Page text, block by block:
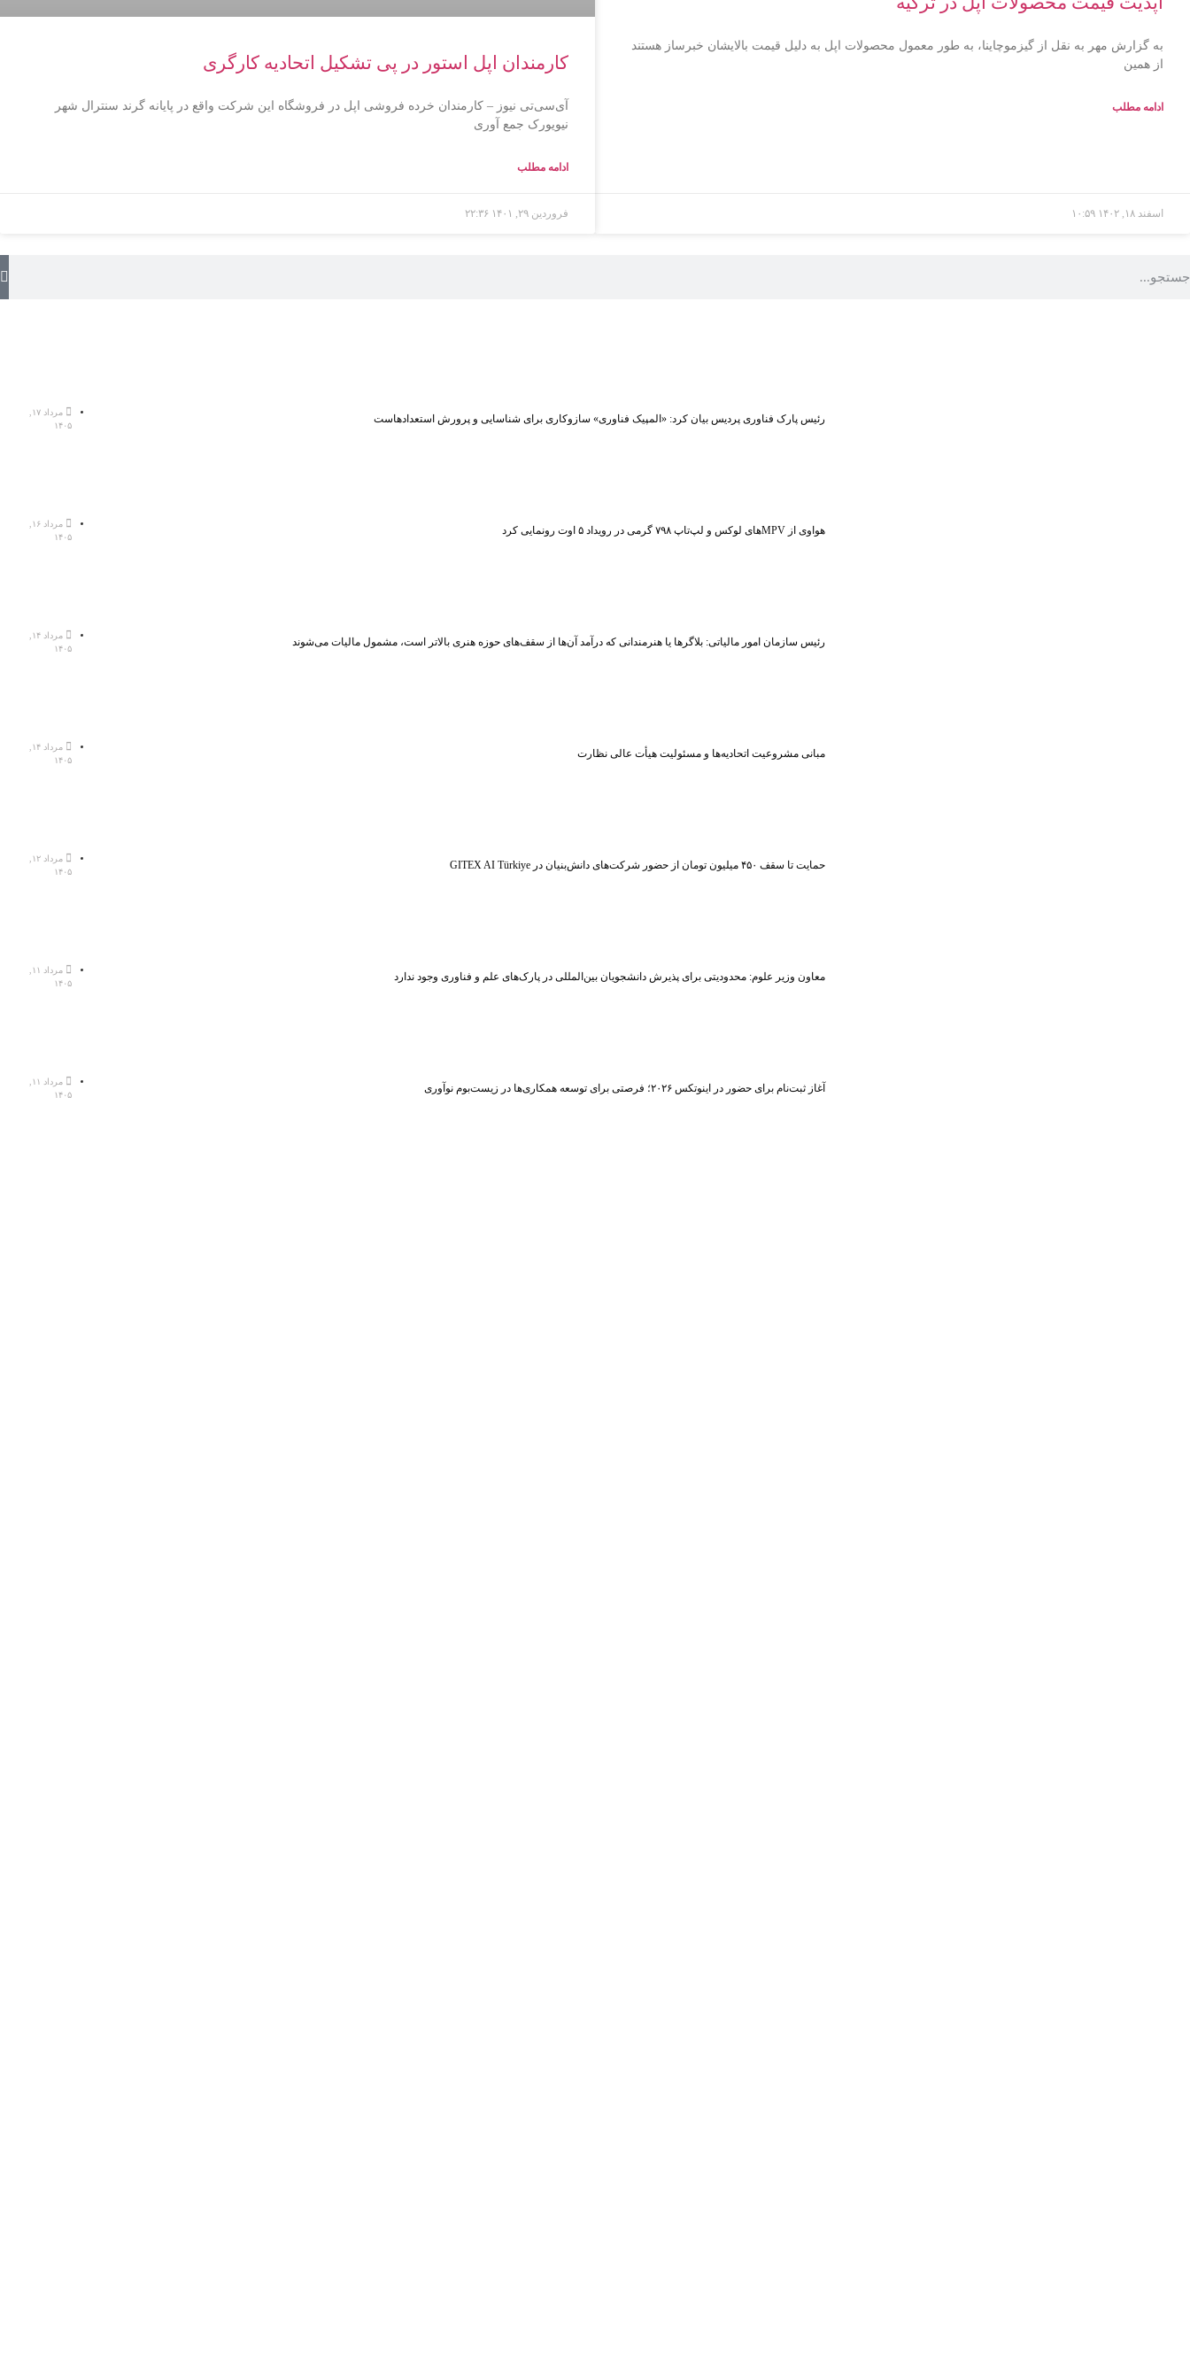
به گزارش مهر به نقل از گیزموچاینا، به طور معمول محصولات اپل به دلیل قیمت بالایشان خبرساز هستند
از همین
ادامه مطلب
اسفند ۱۸, ۱۴۰۲ ۱۰:۵۹
کارمندان اپل استور در پی تشکیل اتحادیه کارگری
آی‌سی‌تی نیوز – کارمندان خرده فروشی اپل در فروشگاه این شرکت واقع در پایانه گرند سنترال شهر
نیویورک جمع آوری
ادامه مطلب
فروردین ۲۹, ۱۴۰۱ ۲۲:۳۶
رئیس پارک فناوری پردیس بیان کرد: «المپیک فناوری» سازوکاری برای شناسایی و پرورش استعدادهاست
۱۴۰۵
هواوی از MPVهای لوکس و لپ‌تاپ ۷۹۸ گرمی در رویداد ۵ اوت رونمایی کرد
۱۴۰۵
رئیس سازمان امور مالیاتی: بلاگر‌ها یا هنرمندانی که درآمد آن‌ها از سقف‌های حوزه هنری بالاتر است، مشمول مالیات می‌شوند
۱۴۰۵
مبانی مشروعیت اتحادیه‌ها و مسئولیت هیأت عالی نظارت
۱۴۰۵
حمایت تا سقف ۴۵۰ میلیون تومان از حضور شرکت‌های دانش‌بنیان در GITEX AI Türkiye
۱۴۰۵
معاون وزیر علوم: محدودیتی برای پذیرش دانشجویان بین‌المللی در پارک‌های علم و فناوری وجود ندارد
۱۴۰۵
آغاز ثبت‌نام برای حضور در اینوتکس ۲۰۲۶؛ فرصتی برای توسعه همکاری‌ها در زیست‌بوم نوآوری
۱۴۰۵